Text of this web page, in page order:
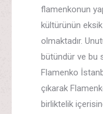
flamenkonun
kültürünün
olmaktadır.
bütündür ve bu
Flamenko
çıkarak
birliktelik